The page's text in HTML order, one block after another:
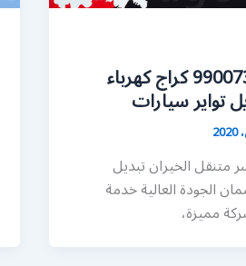
بنشر الخيران 99007355 كراج كهرباء
تواير سيارات
متنقل الخيران تبديل
الجودة العالية خدمة
مميزة،